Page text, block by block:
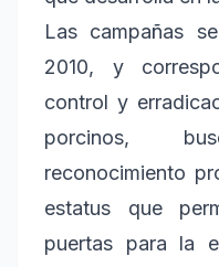
Las campañas
2010, y
control y
porcinos,
reconocimiento
estatus que
puertas para la